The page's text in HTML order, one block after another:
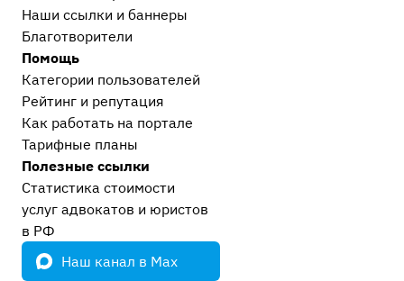
Наши ссылки и баннеры
Благотворители
Помощь
Категории пользователей
Рейтинг и репутация
Как работать на портале
Тарифные планы
Полезные ссылки
Статистика стоимости
услуг адвокатов и юристов
в РФ
Наш канал в Max